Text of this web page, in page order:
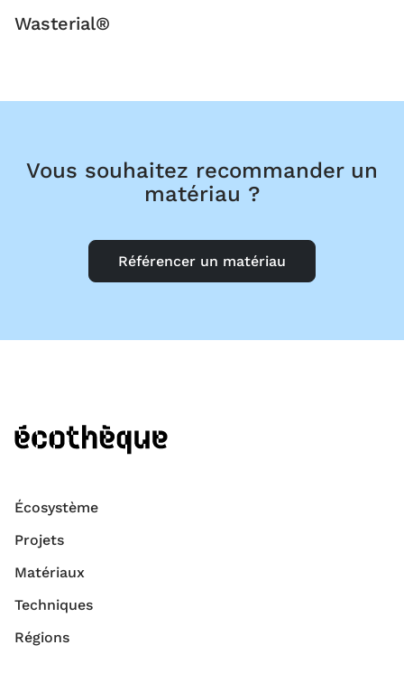
Wasterial®
Vous souhaitez recommander un
matériau ?
Référencer un matériau
Écosystème
Projets
Matériaux
Techniques
Régions